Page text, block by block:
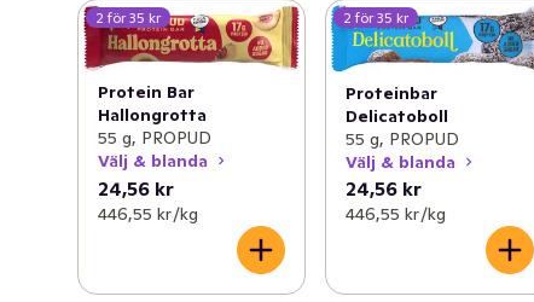
2 för 35 kr
Protein Bar
Hallongrotta
55 g, PROPUD
Välj & blanda
24,56 kr
446,55 kr /kg
2 för 35 kr
Proteinbar
Delicatoboll
55 g, PROPUD
Välj & blanda
24,56 kr
446,55 kr /kg